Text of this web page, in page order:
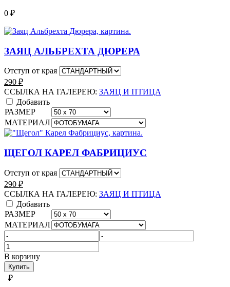
0 ₽
ЗАЯЦ АЛЬБРЕХТА ДЮРЕРА
Отступ от края
290 ₽
ССЫЛКА НА ГАЛЕРЕЮ: ЗАЯЦ И ПТИЦА
Добавить
РАЗМЕР
МАТЕРИАЛ
ЩЕГОЛ КАРЕЛ ФАБРИЦИУС
Отступ от края
290 ₽
ССЫЛКА НА ГАЛЕРЕЮ: ЗАЯЦ И ПТИЦА
Добавить
РАЗМЕР
МАТЕРИАЛ
Количество
товара
ЗАЯЦ
И
ПТИЦА
В корзину
Купить
₽